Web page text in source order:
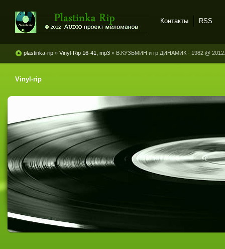
винила и магнитоальбомов
Контакты RSS
plastinka-rip » Vinyl-Rip 16-41, mp3 » В.КУЗЬМИН и гр ДИНАМИК - 1982 @ 2012.
Vinyl-rip